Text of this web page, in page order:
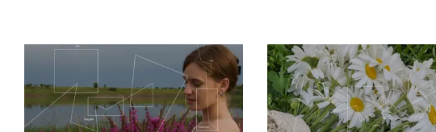
зв’язування ядерного фактора 4α-гепатоцитів (HNF4A) з DR1-подібним
гена в РНК. Якщо рівень HNF4A низький, COUP-TF зв’язується з
тобто має два ідентичних пептидних ланцюги, що складають його
які утворюються в яєчках.